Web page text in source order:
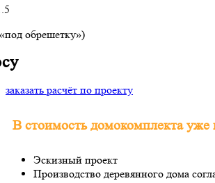
обрешетку»)
заказать расчёт по проекту
В стоимость домокомплекта уже
Эскизный проект
Производство деревянного дома